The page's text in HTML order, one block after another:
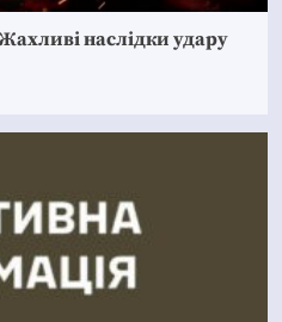
наслідки удару